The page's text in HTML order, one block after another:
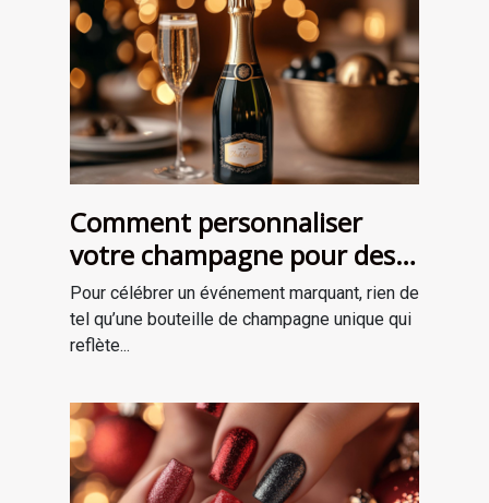
Comment personnaliser
votre champagne pour des
occasions spéciales ?
Pour célébrer un événement marquant, rien de
tel qu’une bouteille de champagne unique qui
reflète...